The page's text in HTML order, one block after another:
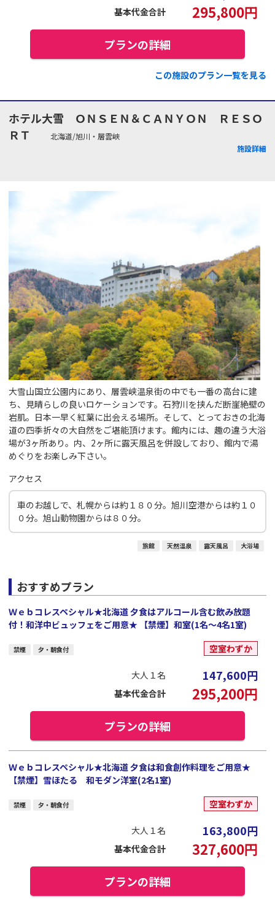
基本代金合計 295,800円
プランの詳細
この施設のプラン一覧を見る
ホテル大雪 ＯＮＳＥＮ＆ＣＡＮＹＯＮ ＲＥＳＯ
ＲＴ
北海道/旭川・層雲峡
施設詳細
大雪山国立公園内にあり、層雲峡温泉街の中でも一番の高台に建
ち、見晴らしの良いロケーションです。石狩川を挟んだ断崖絶壁の
岩肌。日本一早く紅葉に出会える場所。そして、とっておきの北海
道の四季折々の大自然をご堪能頂けます。館内には、趣の違う大浴
場が3ヶ所あり。内、2ヶ所に露天風呂を併設しており、館内で湯
めぐりをお楽しみ下さい。
アクセス
車のお越しで、札幌からは約１８０分。旭川空港からは約１０
０分。旭山動物園からは８０分。
旅館 天然温泉 露天風呂 大浴場
おすすめプラン
Ｗｅｂコレスペシャル★北海道 夕食はアルコール含む飲み放題
付！和洋中ビュッフェをご用意★ 【禁煙】和室(1名～4名1室)
禁煙 夕・朝食付 空室わずか
大人１名 147,600円
基本代金合計 295,200円
プランの詳細
Ｗｅｂコレスペシャル★北海道 夕食は和食創作料理をご用意★
【禁煙】雪ほたる 和モダン洋室(2名1室)
禁煙 夕・朝食付 空室わずか
大人１名 163,800円
基本代金合計 327,600円
プランの詳細